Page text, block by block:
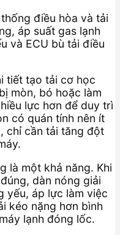
điều hòa và tải
áp suất gas lạnh
và ECU bù tải điều
tiết tạo tải cơ học
mòn, bó hoặc làm
lực hơn để duy trì
có quán tính nên ít
chỉ cần tải tăng đột
là một khả năng. Khi
dàn nóng giải
yếu, áp lực làm việc
kéo nặng hơn bình
lạnh đóng lốc.